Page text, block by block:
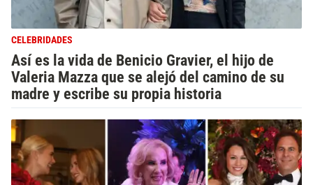
CELEBRIDADES
Así es la vida de Benicio Gravier, el hijo de
Valeria Mazza que se alejó del camino de su
madre y escribe su propia historia